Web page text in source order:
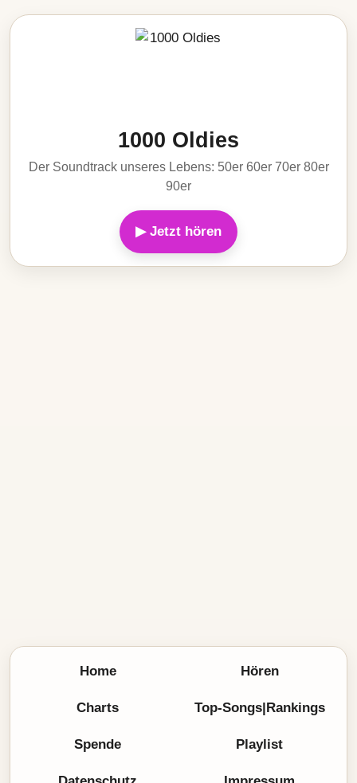
1000 Oldies
Der Soundtrack unseres Lebens: 50er 60er 70er 80er
90er
▶ Jetzt hören
Home Hören
Charts Top-Songs|Rankings
Spende Playlist